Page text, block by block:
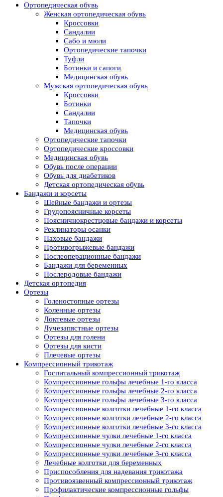
Ортопедическая обувь
Женская ортопедическая обувь
Кроссовки
Сандалии
Сабо и мюли
Ортопедические тапочки
Туфли
Ботинки и сапоги
Медицинская обувь
Мужская ортопедическая обувь
Кроссовки
Ботинки
Сандалии
Тапочки
Медицинская обувь
Ортопедические тапочки
Ортопедические кроссовки
Медицинская обувь
Обувь после операции
Обувь для диабетиков
Детская ортопедическая обувь
Бандажи и корсеты
Шейные бандажи и ортезы
Грудопоясничные корсеты
Поясничнокрестцовые бандажи и корсеты
Реклинаторы осанки
Паховые бандажи
Противогрыжевые бандажи
Послеоперационные бандажи
Бандажи для беременных
Послеродовые бандажи
Детская ортопедия
Ортезы
Голеностопные ортезы
Коленные ортезы
Локтевые ортезы
Лучезапястные ортезы
Ортезы для голени
Ортезы для кисти
Плечевые ортезы
Компрессионный трикотаж
Госпитальный компрессионный трикотаж
Компрессионные гольфы лечебные 1-го класса
Компрессионные гольфы лечебные 2-го класса
Компрессионные гольфы лечебные 3-го класса
Компрессионные колготки лечебные 1-го класса
Компрессионные колготки лечебные 2-го класса
Компрессионные колготки лечебные 3-го класса
Компрессионные чулки лечебные 1-го класса
Компрессионные чулки лечебные 2-го класса
Компрессионные чулки лечебные 3-го класса
Лечебные колготки для беременных
Приспособления для надевания трикотажа
Противоязвенный компрессионный трикотаж
Профилактические компрессионные гольфы